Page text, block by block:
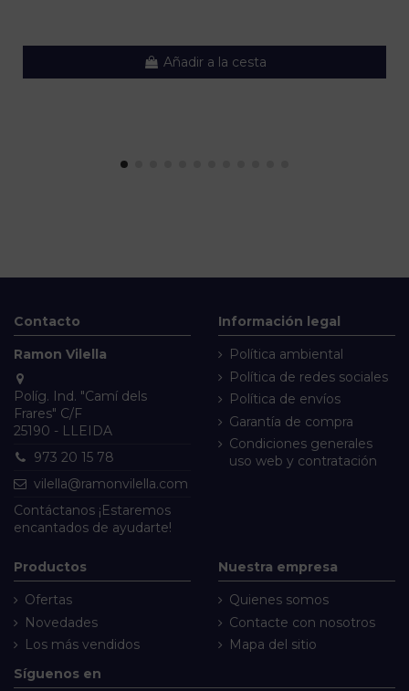
Añadir a la cesta
Contacto
Ramon Vilella
Políg. Ind. "Camí dels
Frares" C/F
25190 - LLEIDA
973 20 15 78
vilella@ramonvilella.com
Contáctanos ¡Estaremos
encantados de ayudarte!
Información legal
Política ambiental
Política de redes sociales
Política de envíos
Garantía de compra
Condiciones generales
uso web y contratación
Productos
Ofertas
Novedades
Los más vendidos
Nuestra empresa
Quienes somos
Contacte con nosotros
Mapa del sitio
Síguenos en